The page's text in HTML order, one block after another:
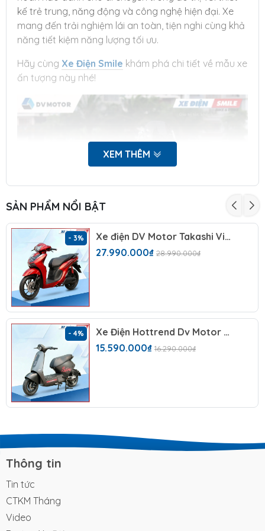
kế trẻ trung, năng động và công nghệ hiện đại. Xe
mang đến trải nghiệm lái an toàn, tiện nghi cùng khả
năng tiết kiệm năng lượng tối ưu.
Hãy cùng Xe Điện Smile khám phá chi tiết về mẫu xe
ấn tượng này nhé!
Xe điện Takashi Mono Plus (5 bình) trẻ trung, năng
Giới thiệu tổng quan xe
điện Takashi Mono Plus
năm 2025, là kết quả hợp tác đặc biệt giữathương
hiệu DV Motor
Xe Điện Smile
thuần là phiên bản mới mà còn là sự nâng cấp toàn
diện với nhiều cải tiến vượt trội về thiết kế và công
nghệ, tạo nên bước đột phá lớn trong phân khúc xe
XEM THÊM
SẢN PHẨM NỔI BẬT
- 3%
Xe điện DV Motor Takashi Vibera Lithium
27.990.000₫ 28.990.000₫
- 4%
Xe Điện Hottrend Dv Motor Takashi Sora 2026 (48V-23A) 4 Bình
15.590.000₫ 16.290.000₫
Thông tin
Tin tức
CTKM Tháng
Video